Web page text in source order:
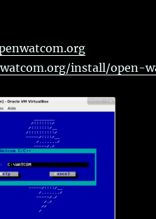
install/open-